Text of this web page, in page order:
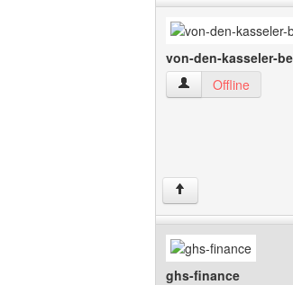
von-den-kasseler-
von-den-kasseler-
Offline
↑
ghs-finance